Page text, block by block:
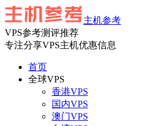
主机参考
VPS参考测评推荐
专注分享VPS主机优惠信息
首页
全球VPS
香港VPS
国内VPS
澳门VPS